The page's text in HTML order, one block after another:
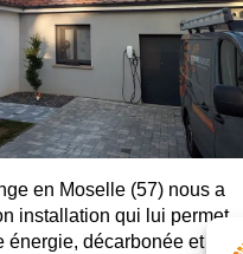
en Moselle (57) nous a
installation qui lui permet
énergie, décarbonée et